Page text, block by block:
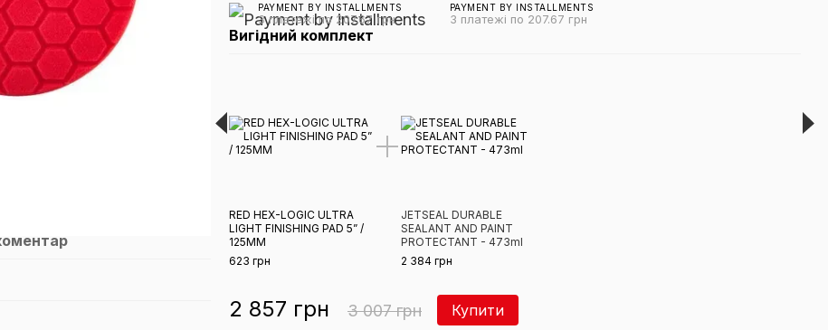
PAYMENT BY INSTALLMENTS
3 платежі по 207.67 грн
PAYMENT BY INSTALLMENTS
3 платежі по 207.67 грн
Вигідний комплект
RED HEX-LOGIC ULTRA
LIGHT FINISHING PAD 5” /
125ММ
623 грн
JETSEAL DURABLE
SEALANT AND PAINT
PROTECTANT - 473ml
2 384 грн
2 857 грн 3 007 грн Купити